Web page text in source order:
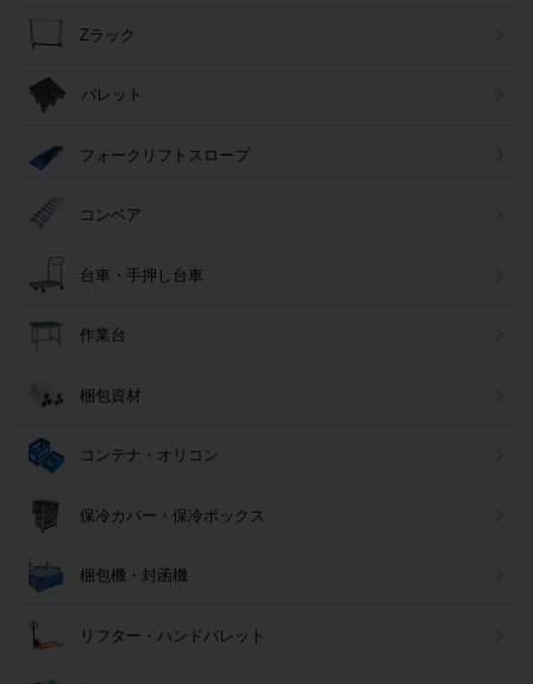
Zラック
パレット
フォークリフトスロープ
コンベア
台車・手押し台車
作業台
梱包資材
コンテナ・オリコン
保冷カバー・保冷ボックス
梱包機・封函機
リフター・ハンドパレット